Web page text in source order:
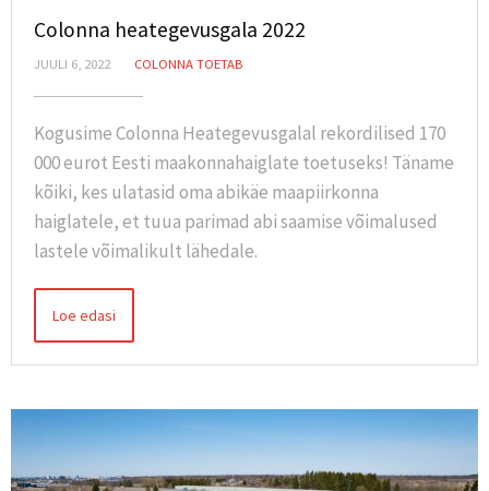
Colonna heategevusgala 2022
JUULI 6, 2022 COLONNA TOETAB
Kogusime Colonna Heategevusgalal rekordilised 170
000 eurot Eesti maakonnahaiglate toetuseks! Täname
kõiki, kes ulatasid oma abikäe maapiirkonna
haiglatele, et tuua parimad abi saamise võimalused
lastele võimalikult lähedale.
Loe edasi